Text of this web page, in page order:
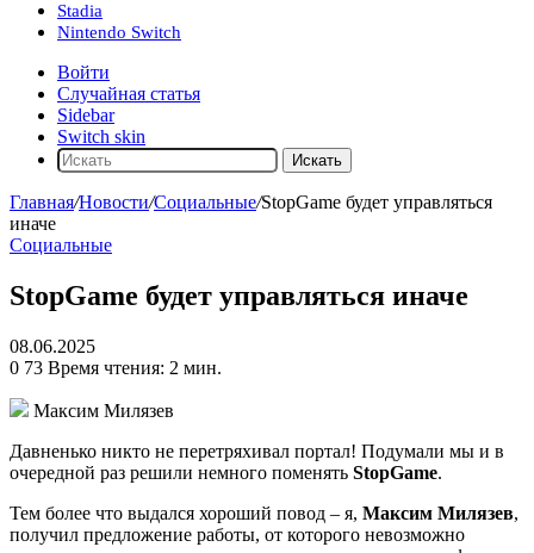
Stadia
Nintendo Switch
Войти
Случайная статья
Sidebar
Switch skin
Искать
Главная/Новости/Социальные/StopGame будет управляться
иначе
Социальные
StopGame будет управляться иначе
08.06.2025
0 73 Время чтения: 2 мин.
Максим Милязев
Давненько никто не перетряхивал портал! Подумали мы и в
очередной раз решили немного поменять StopGame.
Тем более что выдался хороший повод – я, Максим Милязев,
получил предложение работы, от которого невозможно